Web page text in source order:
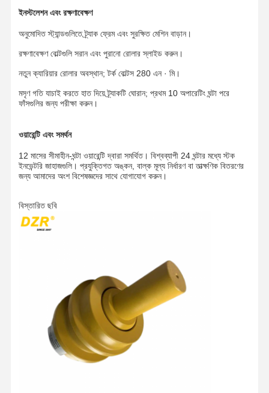
আবেদন
আন্ডারকার্সির অংশ
ট্র্যাক রোলার
চেইন স্প্রোক্ট
ট্র্যাক জুতো প্যাড
এক্সক্যাভারের সংযুক্তি
এক্সক্যাভারের বালতি
বালতি দাঁত
ইনস্টলেশন এবং রক্ষণাবেক্ষণ
অনুমোদিত স্ট্যান্ডগুলিতে ট্র্যাক ফ্রেম এবং সুরক্ষিত মেশিন বাড়ান।
রক্ষণাবেক্ষণ বোল্টগুলি সরান এবং পুরানো রোলার স্লাইড করুন।
নতুন ক্যারিয়ার রোলার অবস্থান; টর্ক বোল্টস 280 এন · মি।
মসৃণ গতি যাচাই করতে হাত দিয়ে ট্র্যাকটি ঘোরান; প্রথম 10 অপারেটিং ঘন্টা পরে
ফাঁসগুলির জন্য পরীক্ষা করুন।
ওয়ারেন্টি এবং সমর্থন
12 মাসের সীমাহীন-ঘন্টা ওয়ারেন্টি দ্বারা সমর্থিত। বিশ্বব্যাপী 24 ঘন্টার মধ্যে স্টক
ইনভেন্টরি জাহাজগুলি। প্রযুক্তিগত অঙ্কন, বাল্ক মূল্য নির্ধারণ বা তাত্ক্ষণিক বিতরণের
জন্য আমাদের অংশ বিশেষজ্ঞদের সাথে যোগাযোগ করুন।
বিস্তারিত ছবি